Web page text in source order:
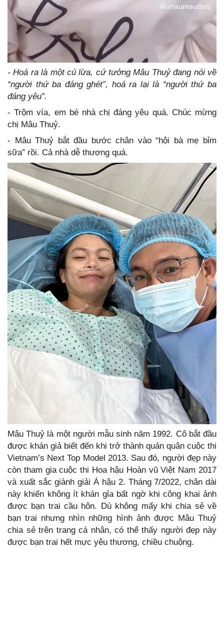
- Hoá ra là một cú lừa, cứ tưởng Mâu Thuỷ đang nói về
“người thứ ba đáng ghét”, hoá ra lại là “người thứ ba
đáng yêu”.
- Trộm vía, em bé nhà chị đáng yêu quá. Chúc mừng
chị Mâu Thuỷ.
- Mâu Thuỷ bắt đầu bước chân vào “hội bà mẹ bỉm
sữa” rồi. Cả nhà dễ thương quá.
Mâu Thuỷ là một người mẫu sinh năm 1992. Cô bắt đầu
được khán giả biết đến khi trở thành quán quân cuộc thi
Vietnam’s Next Top Model 2013. Sau đó, người đẹp này
còn tham gia cuộc thi Hoa hậu Hoàn vũ Việt Nam 2017
và xuất sắc giành giải Á hậu 2. Tháng 7/2022, chân dài
này khiến không ít khán gỉa bất ngờ khi công khai ảnh
được bạn trai cầu hôn. Dù không mấy khi chia sẻ về
bạn trai nhưng nhìn những hình ảnh được Mâu Thuỷ
chia sẻ trên trang cá nhân, có thể thấy người đẹp này
được bạn trai hết mực yêu thương, chiều chuộng.